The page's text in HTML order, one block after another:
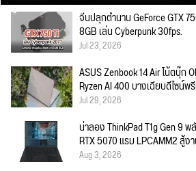
จีนปลุกตำนาน GeForce GTX
8GB เล่น Cyberpunk 30fps.
Jul 23, 2026
ASUS Zenbook 14 Air โน้ตบุ๊ก
Ryzen AI 400 บางเฉียบดีไซน์พ
Jul 29, 2026
น่าลอง ThinkPad T1g Gen 9
RTX 5070 แรม LPCAMM2 สู้
Aug 3, 2026